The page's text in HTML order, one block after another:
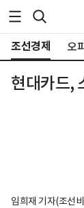
조선경제 오
현대카드,
임희재 기자(조선